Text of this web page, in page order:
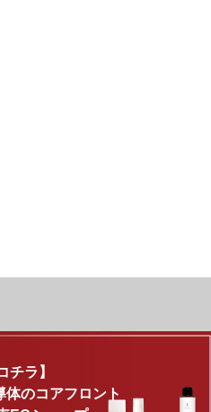
チラ】
体のコアフロント